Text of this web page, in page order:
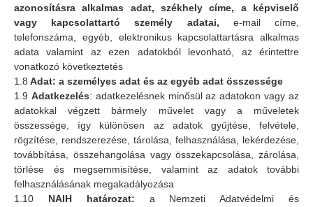
azonosításra alkalmas adat, székhely címe, a képviselő
vagy kapcsolattartó személy adatai, e-mail címe,
telefonszáma, egyéb, elektronikus kapcsolattartásra alkalmas
adata valamint az ezen adatokból levonható, az érintettre
vonatkozó következtetés
1.8 Adat: a személyes adat és az egyéb adat összessége
1.9 Adatkezelés: adatkezelésnek minősül az adatokon vagy az
adatokkal végzett bármely művelet vagy a műveletek
összessége, így különösen az adatok gyűjtése, felvétele,
rögzítése, rendszerezése, tárolása, felhasználása, lekérdezése,
továbbítása, összehangolása vagy összekapcsolása, zárolása,
törlése és megsemmisítése, valamint az adatok további
felhasználásának megakadályozása
1.10 NAIH határozat: a Nemzeti Adatvédelmi és